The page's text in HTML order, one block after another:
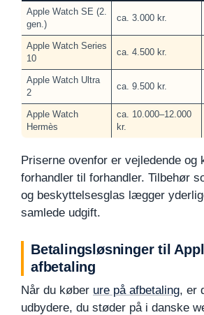
Apple Watch SE (2.
gen.)
ca. 3.000 kr.
Apple Watch Series
10
ca. 4.500 kr.
Apple Watch Ultra
2
ca. 9.500 kr.
Apple Watch
Hermès
ca. 10.000–12.000
kr.
Priserne ovenfor er vejledende og
forhandler til forhandler. Tilbehør
og beskyttelsesglas lægger
samlede udgift.
Betalingsløsninger til
afbetaling
Når du køber ure på afbetaling, er
udbydere, du støder på i danske